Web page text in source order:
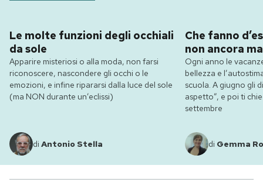
Le molte funzioni degli occhiali
da sole
Apparire misteriosi o alla moda, non farsi
riconoscere, nascondere gli occhi o le
emozioni, e infine ripararsi dalla luce del sole
(ma NON durante un’eclissi)
di Antonio Stella
Che fanno
non ancora
Ogni anno le
bellezza e
scuola. A giugno gli
aspetto”, e poi ti
settembre
di Gemma